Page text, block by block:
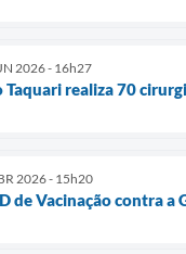
2026 - 16h27
realiza 70
2026 - 15h20
de Vacinação contra